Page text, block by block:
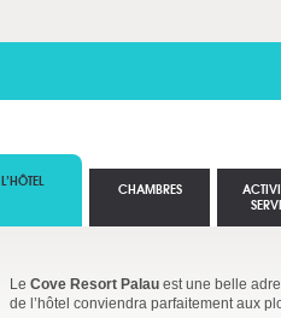
L’HÔTEL
Le Cove Resort Palau est une belle
de l’hôtel conviendra parfaitement aux
CHAMBRES